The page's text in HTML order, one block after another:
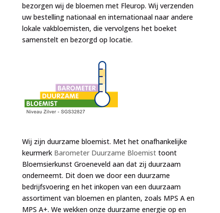
bezorgen wij de bloemen met Fleurop. Wij verzenden
uw bestelling nationaal en internationaal naar andere
lokale vakbloemisten, die vervolgens het boeket
samenstelt en bezorgd op locatie.
Wij zijn duurzame bloemist. Met het onafhankelijke
keurmerk Barometer Duurzame Bloemisttoont
Bloemsierkunst Groeneveld aan dat zij duurzaam
onderneemt. Dit doen we door een duurzame
bedrijfsvoering en het inkopen van een duurzaam
assortiment van bloemen en planten, zoals MPS A en
MPS A+. We wekken onze duurzame energie op en